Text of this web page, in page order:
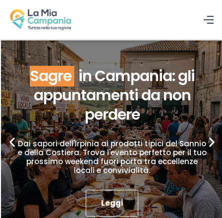
Sagre in Campania: gli
appuntamenti da non
perdere
Dai sapori dell'Irpinia ai prodotti tipici del Sannio
e della Costiera. Trova l'evento perfetto per il tuo
prossimo weekend fuori porta tra eccellenze
locali e convivialità.
Leggi